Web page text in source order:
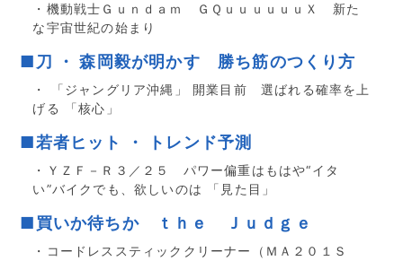
・機動戦士Ｇｕｎｄａｍ ＧＱｕｕｕｕｕｕＸ 新た
な宇宙世紀の始まり
■刀 ・ 森岡毅が明かす 勝ち筋のつくり方
・ 「ジャングリア沖縄」 開業目前 選ばれる確率を上
げる 「核心」
■若者ヒット ・ トレンド予測
・ＹＺＦ－Ｒ３／２５ パワー偏重はもはや“イタ
い”バイクでも、欲しいのは 「見た目」
■買いか待ちか ｔｈｅ Ｊｕｄｇｅ
・コードレススティッククリーナー（ＭＡ２０１Ｓ